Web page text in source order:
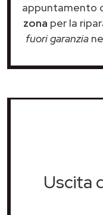
appuntamento
zona per la
fuori garanzia
Uscita